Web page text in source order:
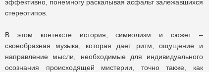
эффективно, понемногу раскалывая асфальт залежавшихся
стереотипов.
В этом контексте история, символизм и сюжет –
своеобразная музыка, которая дает ритм, ощущение и
направление мысли, необходимые для индивидуального
осознания происходящей мистерии, точно также, как